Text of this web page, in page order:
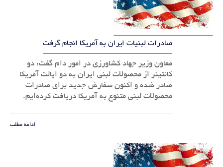
صادرات لبنیات ایران به آمریکا انجام گرفت
معاون وزیر جهاد کشاورزی در امور دام گفت: دو
کانتینر از محصولات لبنی ایران به دو ایالت آمریکا
صادر شده و اکنون سفارش جدید برای صادرات
محصولات لبنی متنوع به آمریکا دریافت کرده‌ایم.
ادامه مطلب